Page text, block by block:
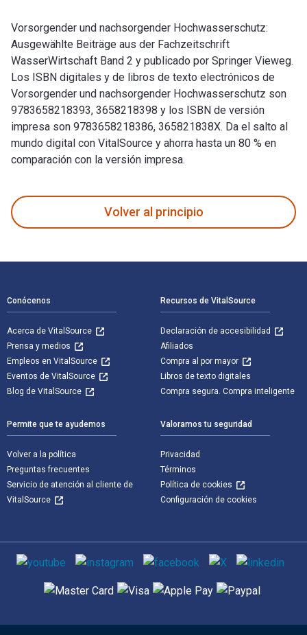
Vorsorgender und nachsorgender Hochwasserschutz:
Ausgewählte Beiträge aus der Fachzeitschrift
WasserWirtschaft Band 2 y publicado por Springer Vieweg.
Los ISBN digitales y de libros de texto electrónicos de
Vorsorgender und nachsorgender Hochwasserschutz son
9783658218393, 3658218398 y los ISBN de versión
impresa son 9783658218386, 365821838X. Da el salto al
mundo digital con VitalSource y ahorra hasta un 80 % en
comparación con la versión impresa.
Volver al principio
Conócenos
Acerca de VitalSource
Prensa y medios
Empleos en VitalSource
Eventos de VitalSource
Blog de VitalSource
Recursos de VitalSource
Declaración de accesibilidad
Afiliados
Compra al por mayor
Libros de texto digitales
Compra segura. Compra inteligente
Permite que te ayudemos
Volver a la política
Preguntas frecuentes
Servicio de atención al cliente de
VitalSource
Valoramos tu seguridad
Privacidad
Términos
Política de cookies
Configuración de cookies
Medios de comunicación social
Métodos de pago admitidos